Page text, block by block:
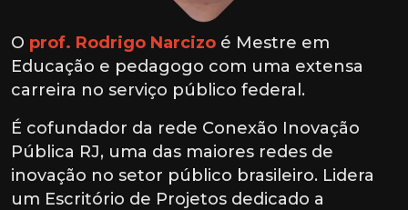
O prof. Rodrigo Narcizo é Mestre em
Educação e pedagogo com uma extensa
carreira no serviço público federal.
É cofundador da rede Conexão Inovação
Pública RJ, uma das maiores redes de
inovação no setor público brasileiro. Lidera
um Escritório de Projetos dedicado a